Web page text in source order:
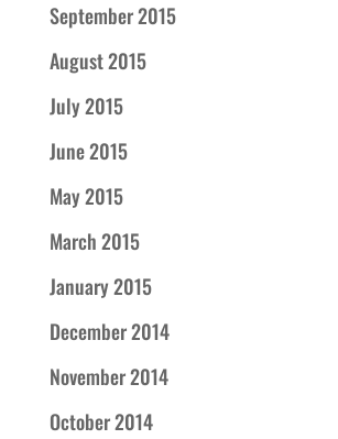
September 2015
August 2015
July 2015
June 2015
May 2015
March 2015
January 2015
December 2014
November 2014
October 2014